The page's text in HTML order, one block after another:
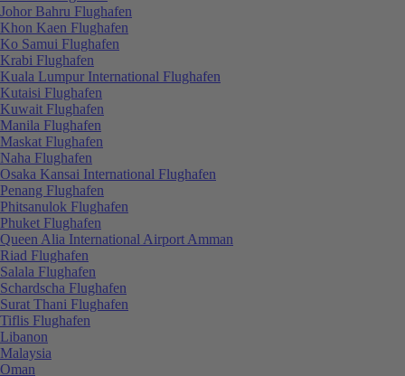
Johor Bahru Flughafen
Khon Kaen Flughafen
Ko Samui Flughafen
Krabi Flughafen
Kuala Lumpur International Flughafen
Kutaisi Flughafen
Kuwait Flughafen
Manila Flughafen
Maskat Flughafen
Naha Flughafen
Osaka Kansai International Flughafen
Penang Flughafen
Phitsanulok Flughafen
Phuket Flughafen
Queen Alia International Airport Amman
Riad Flughafen
Salala Flughafen
Schardscha Flughafen
Surat Thani Flughafen
Tiflis Flughafen
Libanon
Malaysia
Oman